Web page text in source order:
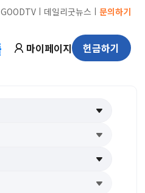
GOODTVㅣ 데일리굿뉴스 ㅣ 문의하기
마이페이지 헌금하기